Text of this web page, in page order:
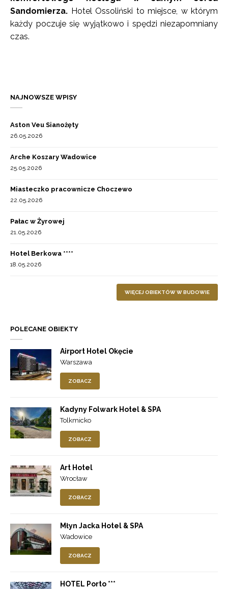
Sandomierza. Hotel Ossoliński to miejsce, w którym
każdy poczuje się wyjątkowo i spędzi niezapomniany
czas.
NAJNOWSZE WPISY
Aston Veu Sianożęty
26.05.2026
Arche Koszary Wadowice
25.05.2026
Miasteczko pracownicze Choczewo
22.05.2026
Pałac w Żyrowej
21.05.2026
Hotel Berkowa ****
18.05.2026
WIĘCEJ OBIEKTÓW W BUDOWIE
POLECANE OBIEKTY
Airport Hotel Okęcie
Warszawa
ZOBACZ
Kadyny Folwark Hotel & SPA
Tolkmicko
ZOBACZ
Art Hotel
Wrocław
ZOBACZ
Młyn Jacka Hotel & SPA
Wadowice
ZOBACZ
HOTEL Porto ***